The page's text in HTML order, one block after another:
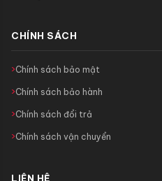
CHÍNH SÁCH
Chính sách bảo mật
Chính sách bảo hành
Chính sách đổi trả
Chính sách vận chuyển
LIÊN HỆ